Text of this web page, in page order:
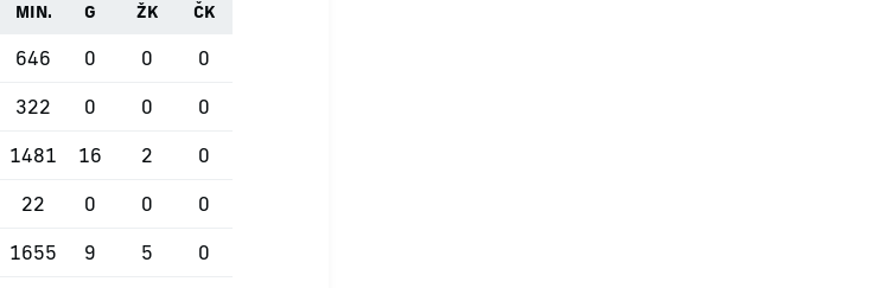
MIN. G ŽK ČK
646 0 0 0
322 0 0 0
1481 16 2 0
22 0 0 0
1655 9 5 0